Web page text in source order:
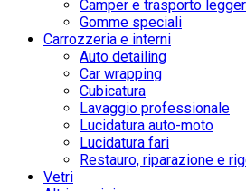
Camper e trasporto
Gomme speciali
Carrozzeria e interni
Auto detailing
Car wrapping
Cubicatura
Lavaggio professionale
Lucidatura auto-moto
Lucidatura fari
Restauro, riparazione e
Vetri